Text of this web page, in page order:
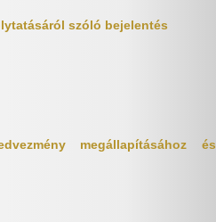
szóló bejelentés
megállapításához és